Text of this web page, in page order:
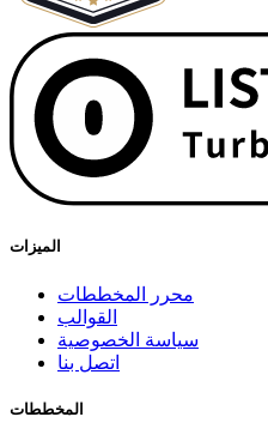
الميزات
محرر المخططات
القوالب
سياسة الخصوصية
اتصل بنا
المخططات